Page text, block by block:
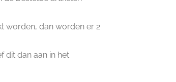
worden, dan worden er 2
dit dan aan in het